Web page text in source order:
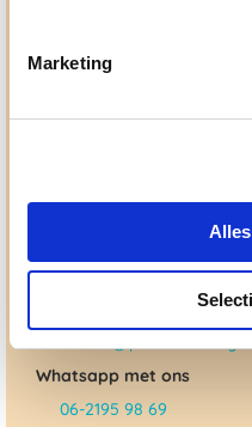
Marketing
Jouw paard gezond houden
gedreven door onze visie:
"ouderwetse" service. Wij
dat checken we ook.
Ma. t/m vrij 8:30 - 17:30
Whatsapp met ons
06-2195 98 69